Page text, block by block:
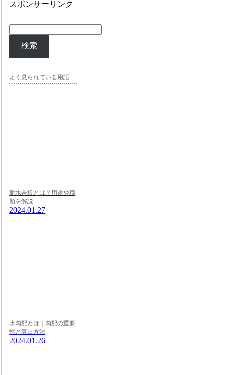
スポンサーリンク
検索
よく見られている用語
耐水合板とは？用途や種
類を解説
2024.01.27
水勾配とは｜勾配の重要
性と算出方法
2024.01.26